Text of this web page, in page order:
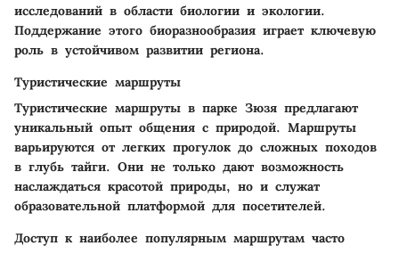
исследований в области биологии и экологии.
Поддержание этого биоразнообразия играет ключевую
роль в устойчивом развитии региона.
Туристические маршруты
Туристические маршруты в парке Зюзя предлагают
уникальный опыт общения с природой. Маршруты
варьируются от легких прогулок до сложных походов
в глубь тайги. Они не только дают возможность
наслаждаться красотой природы, но и служат
образовательной платформой для посетителей.
Доступ к наиболее популярным маршрутам часто